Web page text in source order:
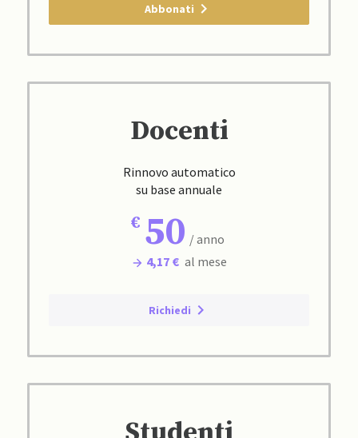
Abbonati
Docenti
Rinnovo automatico
su base annuale
50 / anno
4,17 € al mese
Richiedi